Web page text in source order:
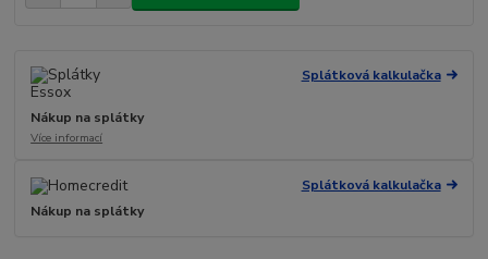
Splátková kalkulačka
Nákup na splátky
Více informací
Splátková kalkulačka
Nákup na splátky